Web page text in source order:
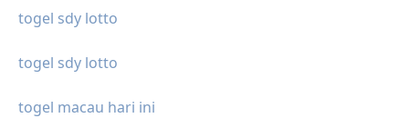
togel sdy lotto
togel sdy lotto
togel macau hari ini